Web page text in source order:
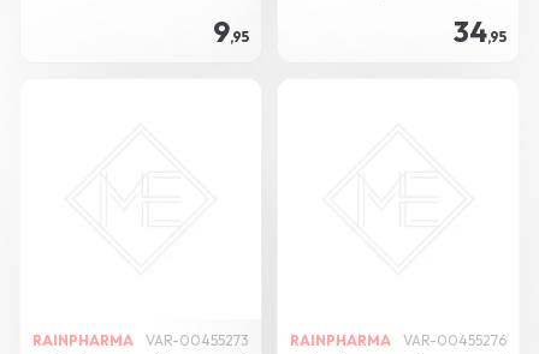
9,95 34,95
RAINPHARMA VAR-00455273 RAINPHARMA VAR-00455276